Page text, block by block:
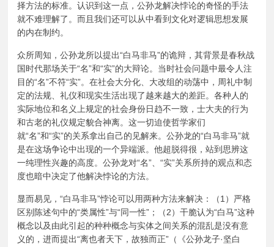
择方法的标准。认识到这一点，公孙龙解决悖论的奇怪的手法
就不难理解了。而且我们还可以从中看到文化对逻辑思想发展
的内在制约。
众所周知，公孙龙所以提出“白马非马”的诡辩，其背景是春秋战
国时代那场关于“名”和“实”的大辩论。当时社会问题中最令人注
目的“名”不符“实”。在社会大分化、大改组的动荡中，周礼中制
定的法规、礼仪和现实生活出现了越来越大的差距。各种人的
实际地位和名义上规定的社会身份日趋不一致，士大夫的行为
和古老的礼仪规定貌合神离。这一切迫使哲学家们
就“名”和“实”的关系拿出自己的见解来。公孙龙的“白马非马”就
是在这场争论中出现的一个异端派。他超脱得很，站到思辨这
一纯理性兴趣的高度。公孙龙对“名”、“实”关系所持的观点和态
度也暗中决定了他解决悖论的方法。
显而易见，“白马非马”悖论可以用两种方法来解决：（1）严格
区别陈述句中的“类属性”与“同一性”；（2）干脆认为“白马”这种
概念以及由此引起的种种概念与实体之间关系的混乱是没有意
义的，进而提出“离也者天下，故独而正”（《公孙龙子·坚白